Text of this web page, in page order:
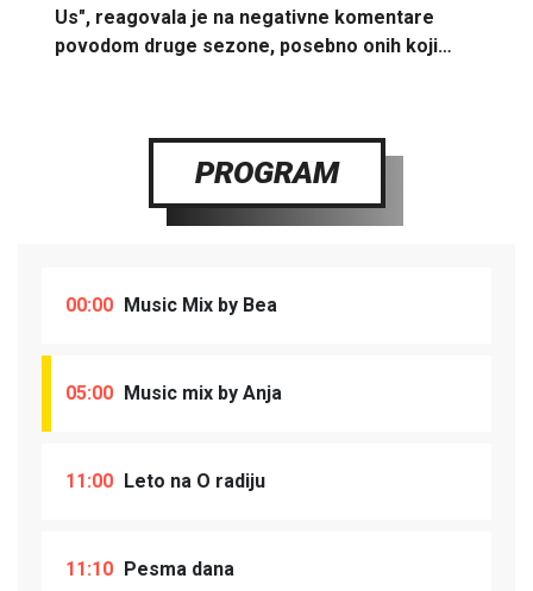
Us", reagovala je na negativne komentare
povodom druge sezone, posebno onih koji…
PROGRAM
00:00 Music Mix by Bea
05:00 Music mix by Anja
11:00 Leto na O radiju
11:10 Pesma dana